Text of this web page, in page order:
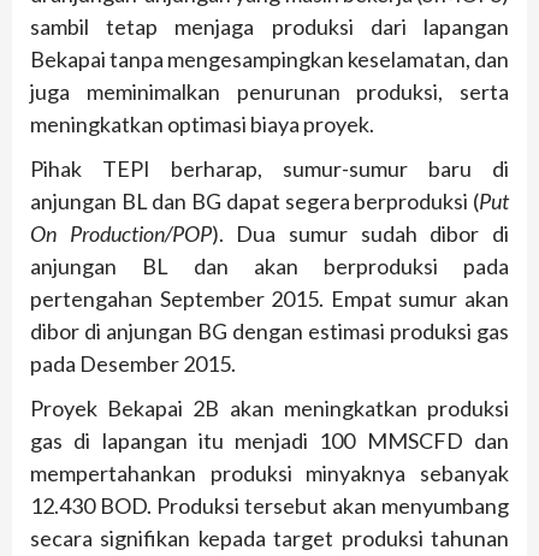
sambil tetap menjaga produksi dari lapangan
Bekapai tanpa mengesampingkan keselamatan, dan
juga meminimalkan penurunan produksi, serta
meningkatkan optimasi biaya proyek.
Pihak TEPI berharap, sumur-sumur baru di
anjungan BL dan BG dapat segera berproduksi (Put
On Production/POP). Dua sumur sudah dibor di
anjungan BL dan akan berproduksi pada
pertengahan September 2015. Empat sumur akan
dibor di anjungan BG dengan estimasi produksi gas
pada Desember 2015.
Proyek Bekapai 2B akan meningkatkan produksi
gas di lapangan itu menjadi 100 MMSCFD dan
mempertahankan produksi minyaknya sebanyak
12.430 BOD. Produksi tersebut akan menyumbang
secara signifikan kepada target produksi tahunan